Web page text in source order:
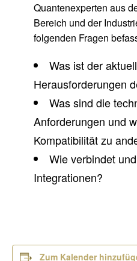
Quantenexperten aus
Bereich und der
folgenden Fragen
Was ist der
Herausforderungen
Was sind die
Anforderungen und
Kompatibilität zu
Wie verbindet
Integrationen?
Zum Kalender